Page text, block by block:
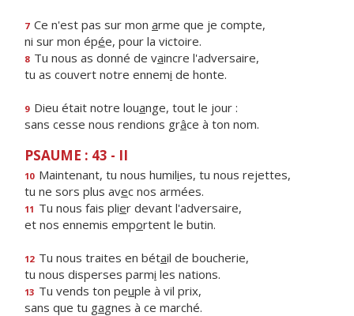
7 Ce n'est pas sur mon arme que je compte,
ni sur mon épée, pour la victoire.
8 Tu nous as donné de vaincre l'adversaire,
tu as couvert notre ennemi de honte.
9 Dieu était notre louange, tout le jour :
sans cesse nous rendions grâce à ton nom.
PSAUME : 43 - II
10 Maintenant, tu nous humilies, tu nous rejettes,
tu ne sors plus avec nos armées.
11 Tu nous fais plier devant l'adversaire,
et nos ennemis emportent le butin.
12 Tu nous traites en bétail de boucherie,
tu nous disperses parmi les nations.
13 Tu vends ton peuple à vil prix,
sans que tu gagnes à ce marché.